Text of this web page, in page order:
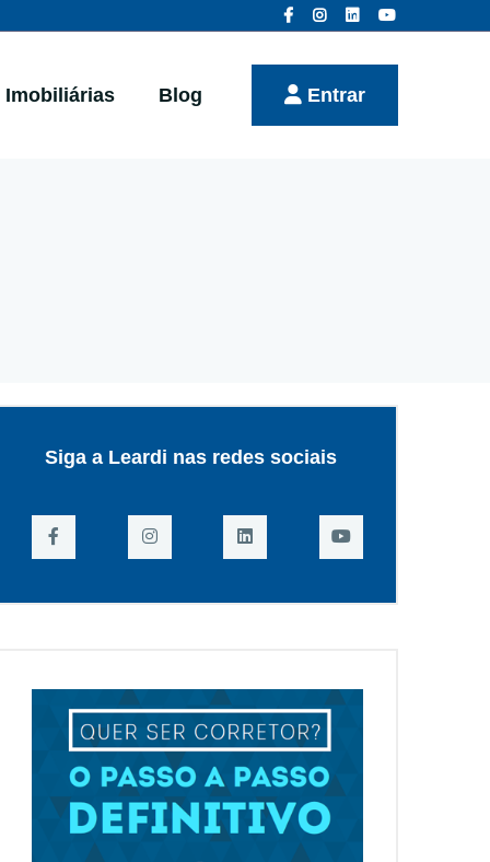
Imobiliárias Blog Entrar
Siga a Leardi nas redes sociais